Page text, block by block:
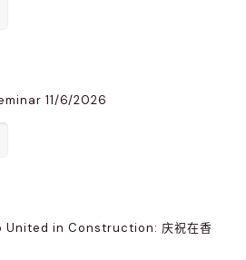
11/6/2026
in Construction: 庆祝在香